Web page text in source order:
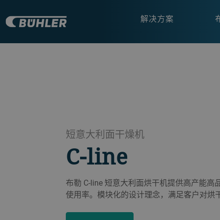
解决方案
短意大利面干燥机
C-line
布勒 C-line 短意大利面烘干机提供高产能高
使用率。模块化的设计理念，满足客户对烘